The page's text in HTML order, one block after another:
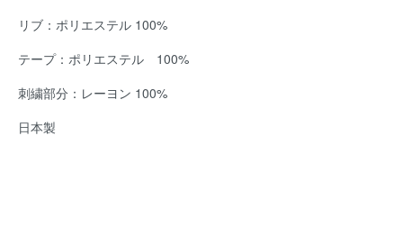
リブ：ポリエステル 100%
テープ：ポリエステル 100%
刺繍部分：レーヨン 100%
日本製